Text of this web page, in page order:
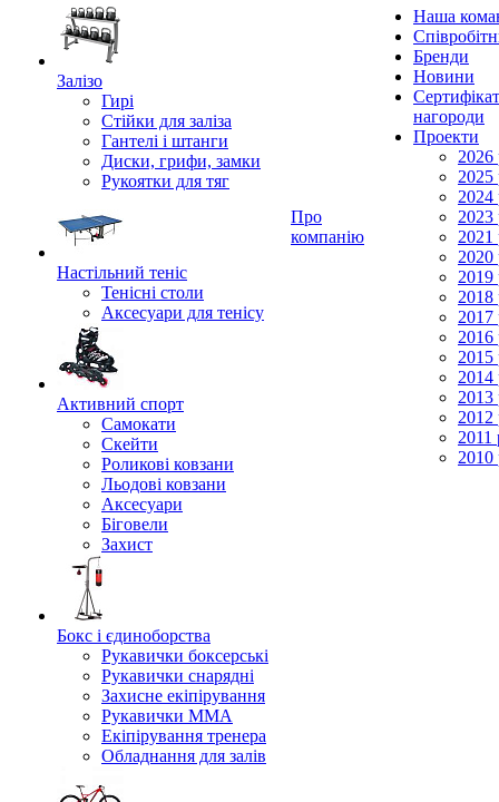
Залізо
Гирі
Стійки для заліза
Гантелі і штанги
Диски, грифи, замки
Рукоятки для тяг
Настільний теніс
Тенісні столи
Аксесуари для тенісу
Активний спорт
Самокати
Скейти
Роликові ковзани
Льодові ковзани
Аксесуари
Біговели
Захист
Бокс і єдиноборства
Рукавички боксерські
Рукавички снарядні
Захисне екіпірування
Рукавички ММА
Екіпірування тренера
Обладнання для залів
Про
компанію
Наша
Бренди
Новини
нагороди
Проекти
2026
2025
2024
2023
2021
2020
2019
2018
2017
2016
2015
2014
2013
2012
2011
2010